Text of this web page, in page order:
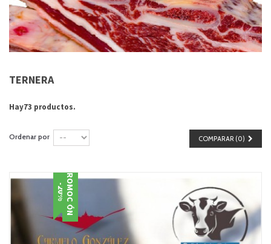
TERNERA
Hay73 productos.
COMPARAR (0)
Ordenar por
PROMOCIÓN
-20%